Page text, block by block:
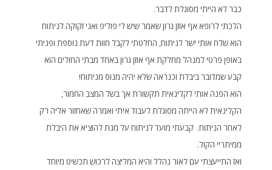
כבר לא הייתי מסוגלת לדבר.
הלכתי לרופא אף אוזן גרון שאמר שיש לי פוליפ ואני זקוקה לניתוח
הוא שלח אותי ישר לניתוח, החלטתי לקבל חוות דעת נוספת ופניתי
באופן פרטי למנהל מחלקת אף אוזן גרון באחד מבתי החולים הוא
קבע שמדובר ביבלת וכנראה שלא יהיה מנוס מניתוח!
הוא הפנה אותי לקלינאית תקשורת אך בשל המצב החמור,
הקלינאית לא הייתה מסוגלת לעבוד איתי ואמרה שאחזור אליה רק
לאחר הניתוח. קבעתי מועד לניתוח על מנת להוציא את היבלת
ממיתריי הקול.
ואז התייעצתי עם לאור נהלל והיא המליצה לרכוש תכשיט מיוחד